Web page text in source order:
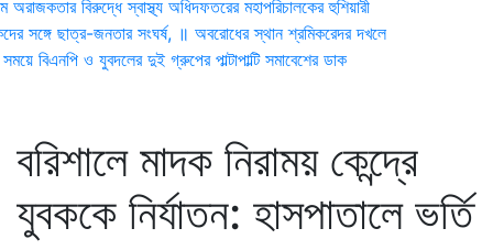
অরাজকতার বিরুদ্ধে স্বাস্থ্য অধিদফতরের মহাপরিচালকের হুশিয়ারী
সঙ্গে ছাত্র-জনতার সংঘর্ষ, ॥ অবরোধের স্থান শ্রমিকরেদর দখলে
বিএনপি ও যুবদলের দুই গ্রুপের পাল্টাপাল্টি সমাবেশের ডাক
বরিশালে মাদক নিরাময় কেন্দ্রে
যুবককে নির্যাতন: হাসপাতালে ভর্তি